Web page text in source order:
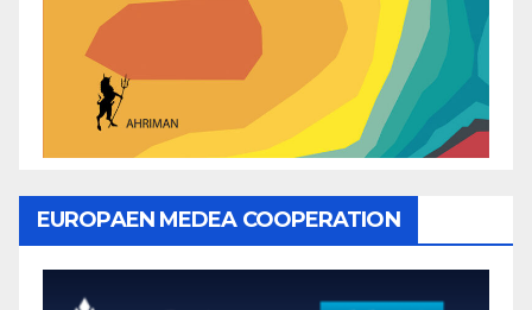
EUROPAEN MEDEA COOPERATION